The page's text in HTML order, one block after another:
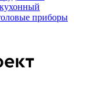
приборы